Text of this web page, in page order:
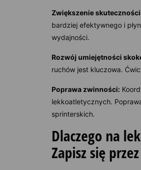
Zwiększenie
bardziej efektywnego i
wydajności.
Rozwój umiejętności
ruchów jest kluczowa.
Poprawa zwinności:
lekkoatletycznych.
sprinterskich.
Dlaczego na
Zapisz się